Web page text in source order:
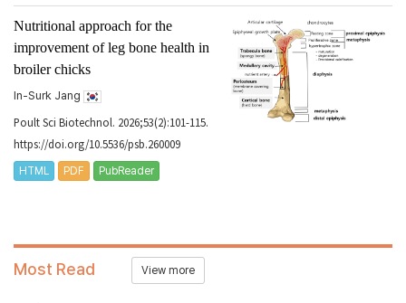
Nutritional approach for the
improvement of leg bone health in
broiler chicks
In-Surk Jang
Poult Sci Biotechnol. 2026;53(2):101-115.
https://doi.org/10.5536/psb.260009
HTML PDF PubReader
Most Read View more